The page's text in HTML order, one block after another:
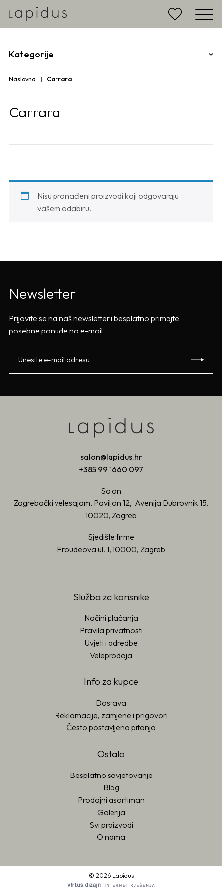
Kategorije
Naslovna Carrara
Carrara
Nisu pronađeni proizvodi koji odgovaraju
vašem odabiru.
Newsletter
Prijavite se na naš newsletter i besplatno primajte
posebne ponude na e-mail.
salon@lapidus.hr
+385 99 1660 097
Salon
Zagrebački velesajam, Paviljon 12, Avenija Dubrovnik 15,
10020, Zagreb
Sjedište firme
Froudeova ul. 1, 10000, Zagreb
Služba za korisnike
Načini plaćanja
Pravila privatnosti
Uvjeti i odredbe
Veleprodaja
Info za kupce
Dostava
Reklamacije, zamjene i prigovori
Često postavljena pitanja
Ostalo
Besplatno savjetovanje
Blog
Prodajni asortiman
Galerija
Svi proizvodi
O nama
© 2026 Lapidus